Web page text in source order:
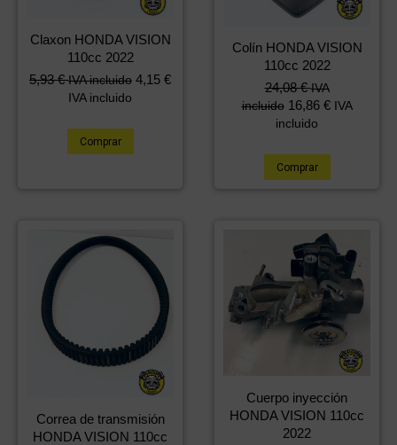
Claxon HONDA VISION
110cc 2022
5,93€ IVA incluido 4,15 €
IVA incluido
Comprar
Colín HONDA VISION
110cc 2022
24,08€ IVA
incluido 16,86 € IVA
incluido
Comprar
Correa de transmisión
HONDA VISION 110cc
Cuerpo inyección
HONDA VISION 110cc
2022